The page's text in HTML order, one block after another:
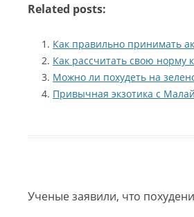
Related posts:
Как правильно принимать
Как рассчитать свою норму
Можно ли похудеть на
Привычная экзотика с
Ученые заявили, что